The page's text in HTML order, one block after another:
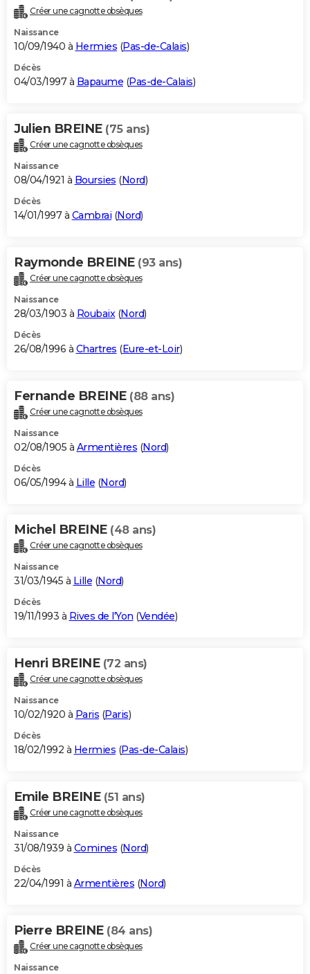
Créer une cagnotte obsèques
Naissance
10/09/1940 à Hermies (Pas-de-Calais)
Décès
04/03/1997 à Bapaume (Pas-de-Calais)
Julien BREINE (75 ans)
Créer une cagnotte obsèques
Naissance
08/04/1921 à Boursies (Nord)
Décès
14/01/1997 à Cambrai (Nord)
Raymonde BREINE (93 ans)
Créer une cagnotte obsèques
Naissance
28/03/1903 à Roubaix(Nord)
Décès
26/08/1996 à Chartres (Eure-et-Loir)
Fernande BREINE (88 ans)
Créer une cagnotte obsèques
Naissance
02/08/1905 à Armentières (Nord)
Décès
06/05/1994 à Lille (Nord)
Michel BREINE (48 ans)
Créer une cagnotte obsèques
Naissance
31/03/1945 à Lille (Nord)
Décès
19/11/1993 à Rives de l'Yon (Vendée)
Henri BREINE (72 ans)
Créer une cagnotte obsèques
Naissance
10/02/1920 à Paris (Paris)
Décès
18/02/1992 à Hermies (Pas-de-Calais)
Emile BREINE (51 ans)
Créer une cagnotte obsèques
Naissance
31/08/1939 à Comines (Nord)
Décès
22/04/1991 à Armentières (Nord)
Pierre BREINE (84 ans)
Créer une cagnotte obsèques
Naissance